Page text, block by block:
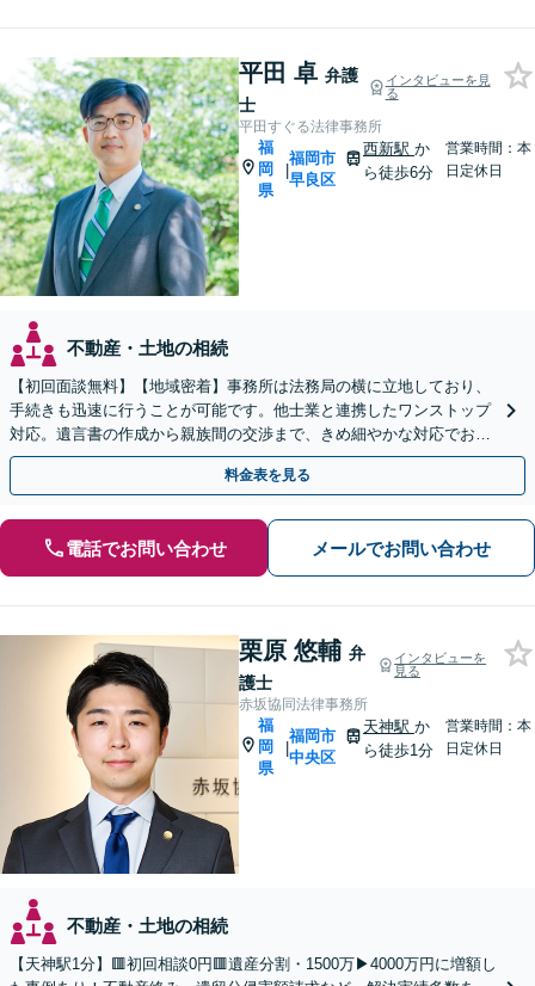
平田 卓 弁護
士
インタビューを見
る
平田すぐる法律事務所
福
岡
県
|
福岡市
早良区
西新駅 か
ら徒歩6分
営業時間：本
日定休日
不動産・土地の相続
【初回面談無料】【地域密着】事務所は法務局の横に立地しており、
手続きも迅速に行うことが可能です。他士業と連携したワンストップ
対応。遺言書の作成から親族間の交渉まで、きめ細やかな対応でお手
伝いいたします。【メール24時間受付】
料金表を見る
電話でお問い合わせ メールでお問い合わせ
栗原 悠輔 弁
護士
インタビューを
見る
赤坂協同法律事務所
福
岡
県
|
福岡市
中央区
天神駅 か
ら徒歩1分
営業時間：本
日定休日
不動産・土地の相続
【天神駅1分】🟥初回相談0円🟥遺産分割・1500万▶4000万円に増額し